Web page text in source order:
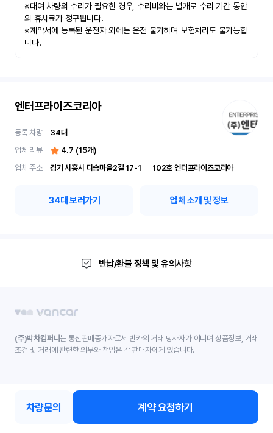
※대여 차량의 수리가 필요한 경우, 수리비와는 별개로 수리 기간 동안
의 휴차료가 청구됩니다.
※계약서에 등록된 운전자 외에는 운전 불가하며 보험처리도 불가능합
니다.
엔터프라이즈코리아
등록 차량 34대
업체 리뷰
4.7 (15개)
업체 주소
경기 시흥시 다솜마을2길 17-1	102호 엔터프라이즈코리아
34대 보러가기 업체 소개 및 정보
반납/환불 정책 및 유의사항
차량문의 계약 요청하기
(주)박차컴퍼니는 통신판매중개자로서 반카의 거래 당사자가 아니며 상품정보, 거래
조건 및 거래에 관련한 의무와 책임은 각 판매자에게 있습니다.